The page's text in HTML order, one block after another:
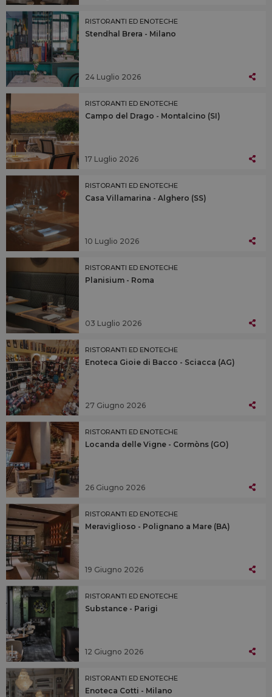
RISTORANTI ED ENOTECHE
Stendhal Brera - Milano
24 Luglio 2026
RISTORANTI ED ENOTECHE
Campo del Drago - Montalcino (SI)
17 Luglio 2026
RISTORANTI ED ENOTECHE
Casa Villamarina - Alghero (SS)
10 Luglio 2026
RISTORANTI ED ENOTECHE
Planisium - Roma
03 Luglio 2026
RISTORANTI ED ENOTECHE
Enoteca Gioie di Bacco - Sciacca (AG)
27 Giugno 2026
RISTORANTI ED ENOTECHE
Locanda delle Vigne - Cormòns (GO)
26 Giugno 2026
RISTORANTI ED ENOTECHE
Meraviglioso - Polignano a Mare (BA)
19 Giugno 2026
RISTORANTI ED ENOTECHE
Substance - Parigi
12 Giugno 2026
RISTORANTI ED ENOTECHE
Enoteca Cotti - Milano